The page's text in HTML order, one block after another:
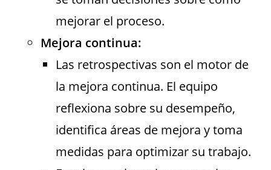
mejorar el proceso.
Mejora continua:
Las retrospectivas son el motor de
la mejora continua. El equipo
reflexiona sobre su desempeño,
identifica áreas de mejora y toma
medidas para optimizar su trabajo.